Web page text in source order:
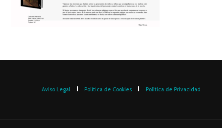
Aviso Legal Política de Cookies Política de Privacidad